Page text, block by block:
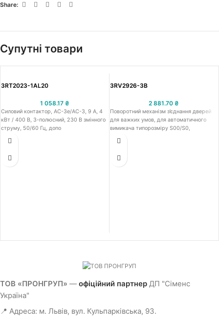
Share:
Супутні товари
3RT2023-1AL20
1 058.17 ₴
Силовий контактор, AC-3e/AC-3, 9 A, 4
кВт / 400 В, 3-полюсний, 230 В змінного
струму, 50/60 Гц, допо
3RV2926-3B
2 881.70 ₴
Поворотний механізм з’єднання дверей
для важких умов, для автоматичного
вимикача типорозміру S00/S0,
ТОВ «ПРОНГРУП» — офіційний партнер ДП "Сіменс
Україна"
📍 Адреса: м. Львів, вул. Кульпарківська, 93.